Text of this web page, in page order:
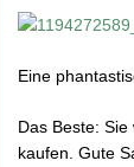
Eine
Das Beste:
kaufen. Gute